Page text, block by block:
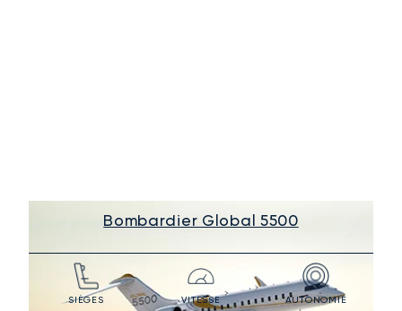
Bombardier Global 5500
SIÈGES VITESSE AUTONOMIE